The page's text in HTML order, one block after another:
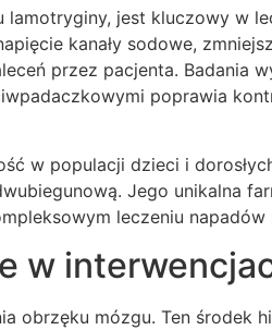
lamotryginy, jest kluczowy w
kanały sodowe,
przez pacjenta. Badania
poprawia
w populacji dzieci i
Jego unikalna
leczeniu
w
obrzęku mózgu. Ten środek